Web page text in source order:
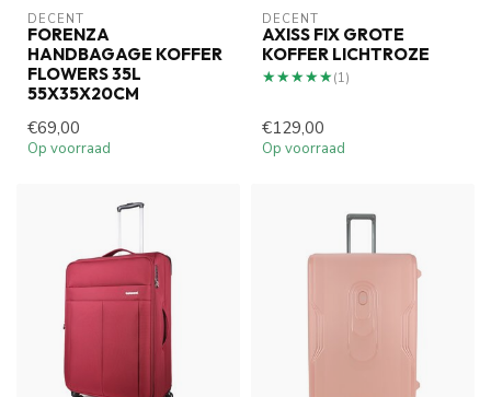
DECENT
FORENZA
HANDBAGAGE KOFFER
FLOWERS 35L
55X35X20CM
€69,00
Op voorraad
DECENT
AXISS FIX GROTE
KOFFER LICHTROZE
★★★★★
★★★★★(1)
€129,00
Op voorraad